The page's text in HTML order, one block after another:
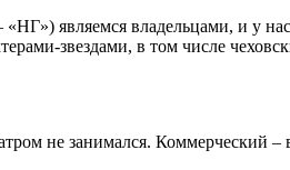
являемся владельцами, и у
звездами, в том числе
не занимался. Коммерческий